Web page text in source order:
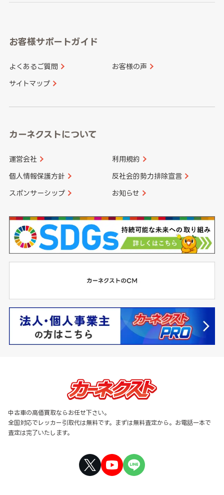
愛知県
和歌山県
山口県
香川県 愛媛県
長崎県
大分県 宮崎県
お客様サポートガイド
よくあるご質問 お客様の声
サイトマップ
カーネクストについて
運営会社 利用規約
個人情報保護方針 反社会的勢力排除宣言
スポンサーシップ お知らせ
中古車の高価買取ならお任せ下さい。
全国対応でレッカー引取代は無料です。まずは無料査定から。お電話一本で
査定は完了いたします。